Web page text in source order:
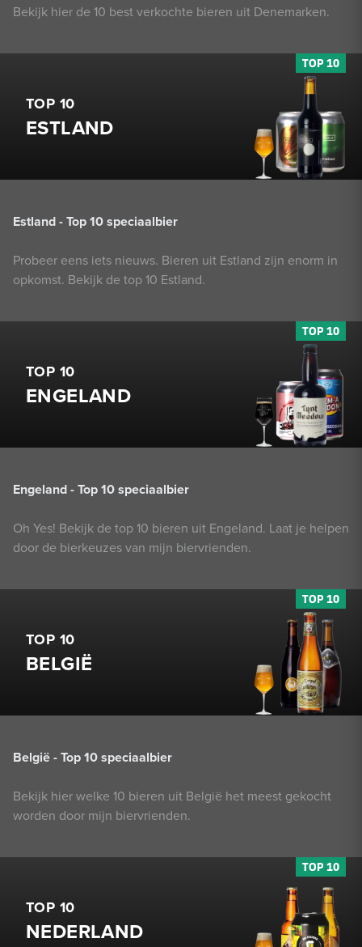
Bekijk hier de 10 best verkochte bieren uit Denemarken.
TOP 10
ESTLAND
Estland - Top 10 speciaalbier
Probeer eens iets nieuws. Bieren uit Estland zijn enorm in
opkomst. Bekijk de top 10 Estland.
TOP 10
ENGELAND
Engeland - Top 10 speciaalbier
Oh Yes! Bekijk de top 10 bieren uit Engeland. Laat je helpen
door de bierkeuzes van mijn biervrienden.
TOP 10
BELGIË
België - Top 10 speciaalbier
Bekijk hier welke 10 bieren uit België het meest gekocht
worden door mijn biervrienden.
TOP 10
NEDERLAND